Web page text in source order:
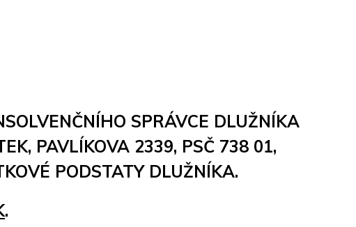
SPRÁVCE DLUŽNÍKA
PAVLÍKOVA 2339, PSČ 738 01,
PODSTATY DLUŽNÍKA.
.